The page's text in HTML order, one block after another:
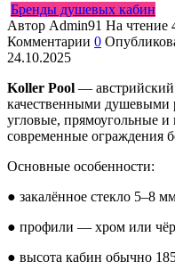
Бренды душевых кабин
Автор Admin91 На чтение
Комментарии 0
24.10.2025
Koller Pool — австрийский
качественными душевыми
угловые, прямоугольные
современные ограждения
Основные особенности:
● закалённое стекло 5–8
● профили — хром или
● высота кабин обычно